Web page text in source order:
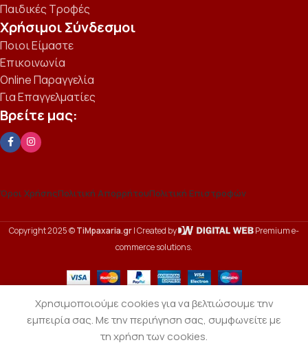
Παιδικές Τροφές
Χρήσιμοι Σύνδεσμοι
Ποιοι Είμαστε
Επικοινωνία
Online Παραγγελία
Για Επαγγελματίες
Βρείτε μας:
Όροι ΧρήσηςΠολιτική ΑπορρήτουΠολιτική Επιστροφών
Copyright 2025 ©TiMpaxaria.gr| Created by
Premium e-
commerce solutions.
Χρησιμοποιούμε cookies για να βελτιώσουμε την
εμπειρία σας. Με την περιήγηση σας, συμφωνείτε με
τη χρήση των cookies.
Πιπερίτσες73.00€
κιλό
Προσθήκη Στο
0